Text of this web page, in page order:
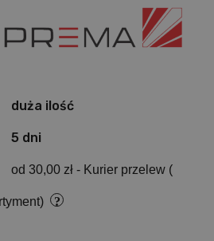
duża ilość
5 dni
od 30,00 zł - Kurier przelew (